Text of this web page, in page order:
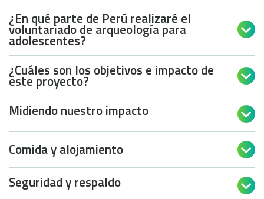
¿En qué parte de Perú realizaré el
voluntariado de arqueología para
adolescentes?

¿Cuáles son los objetivos e impacto de
este proyecto? 
Midiendo nuestro impacto 
Comida y alojamiento 
Seguridad y respaldo 